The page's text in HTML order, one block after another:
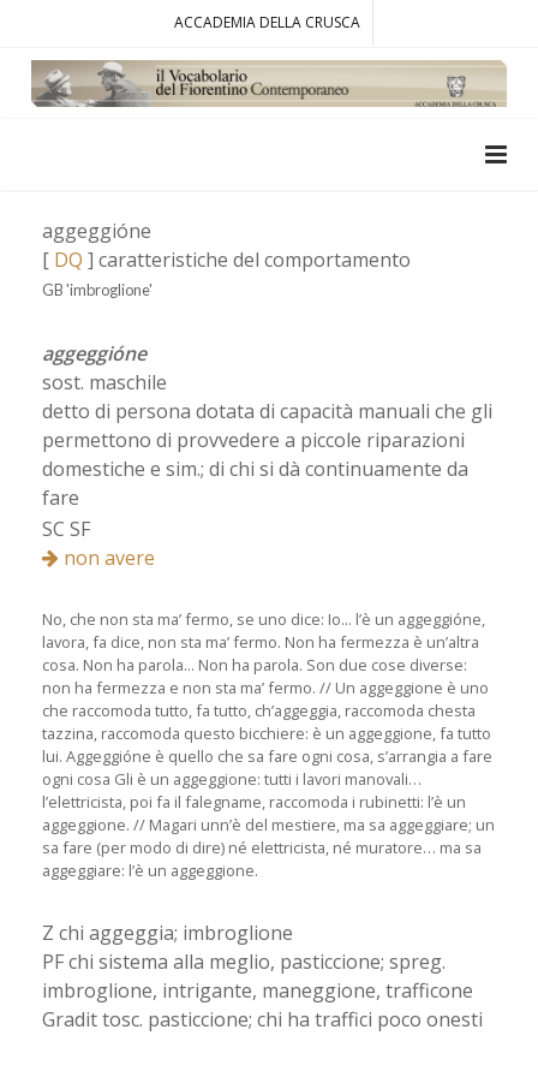
ACCADEMIA DELLA CRUSCA
aggeggióne
[ DQ ] caratteristiche del comportamento
GB 'imbroglione'
aggeggióne
sost. maschile
detto di persona dotata di capacità manuali che gli
permettono di provvedere a piccole riparazioni
domestiche e sim.; di chi si dà continuamente da
fare
SC SF
non avere
No, che non sta ma’ fermo, se uno dice: Io... l’è un aggeggióne,
lavora, fa dice, non sta ma’ fermo. Non ha fermezza è un’altra
cosa. Non ha parola... Non ha parola. Son due cose diverse:
non ha fermezza e non sta ma’ fermo. // Un aggeggione è uno
che raccomoda tutto, fa tutto, ch’aggeggia, raccomoda chesta
tazzina, raccomoda questo bicchiere: è un aggeggione, fa tutto
lui. Aggeggióne è quello che sa fare ogni cosa, s’arrangia a fare
ogni cosa Gli è un aggeggione: tutti i lavori manovali…
l’elettricista, poi fa il falegname, raccomoda i rubinetti: l’è un
aggeggione. // Magari unn’è del mestiere, ma sa aggeggiare; un
sa fare (per modo di dire) né elettricista, né muratore… ma sa
aggeggiare: l’è un aggeggione.
Z chi aggeggia; imbroglione
PF chi sistema alla meglio, pasticcione; spreg.
imbroglione, intrigante, maneggione, trafficone
Gradit tosc. pasticcione; chi ha traffici poco onesti